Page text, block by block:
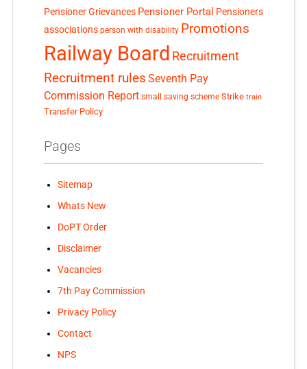
Pensioner Grievances Pensioner Portal Pensioners
associations person with disability Promotions
Railway Board Recruitment
Recruitment rules Seventh Pay
Commission Report small saving scheme Strike train
Transfer Policy
Pages
Sitemap
Whats New
DoPT Order
Disclaimer
Vacancies
7th Pay Commission
Privacy Policy
Contact
NPS